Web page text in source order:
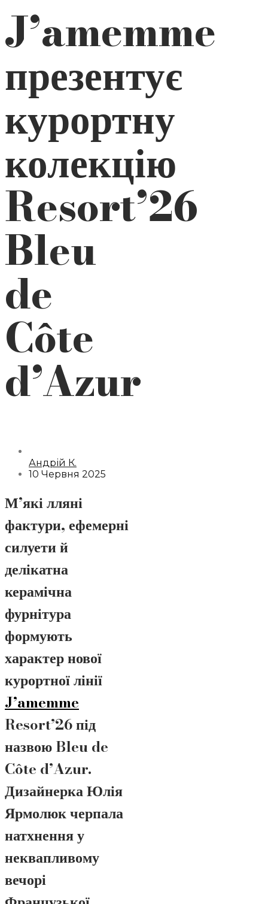
J’amemme
презентує
курортну
колекцію
Resort’26
Bleu
de
Côte
d’Azur
Андрій К.
10 Червня 2025
М’які лляні
фактури, ефемерні
силуети й
делікатна
керамічна
фурнітура
формують
характер нової
курортної лінії
J’amemme
Resort’26під
назвоюBleu de
Côte d’Azur.
Дизайнерка Юлія
Ярмолюк черпала
натхнення у
неквапливому
вечорі